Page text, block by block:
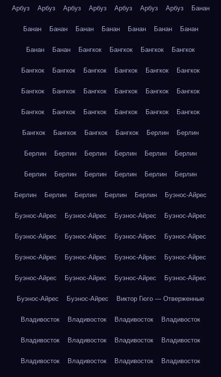
Арбуз Арбуз Арбуз Арбуз Арбуз Арбуз Арбуз Банан
Банан Банан Банан Банан Банан Банан Банан
Банан Банан Бангкок Бангкок Бангкок Бангкок
Бангкок Бангкок Бангкок Бангкок Бангкок Бангкок
Бангкок Бангкок Бангкок Бангкок Бангкок Бангкок
Бангкок Бангкок Бангкок Бангкок Бангкок Бангкок
Бангкок Бангкок Бангкок Бангкок Берлин Берлин
Берлин Берлин Берлин Берлин Берлин Берлин
Берлин Берлин Берлин Берлин Берлин Берлин
Берлин Берлин Берлин Берлин Берлин Буэнос-Айрес
Буэнос-Айрес Буэнос-Айрес Буэнос-Айрес Буэнос-Айрес
Буэнос-Айрес Буэнос-Айрес Буэнос-Айрес Буэнос-Айрес
Буэнос-Айрес Буэнос-Айрес Буэнос-Айрес Буэнос-Айрес
Буэнос-Айрес Буэнос-Айрес Буэнос-Айрес Буэнос-Айрес
Буэнос-Айрес Буэнос-Айрес Виктор Гюго — Отверженные
Владивосток Владивосток Владивосток Владивосток
Владивосток Владивосток Владивосток Владивосток
Владивосток Владивосток Владивосток Владивосток